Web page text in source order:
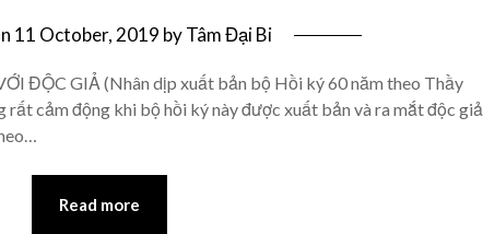
11 October, 2019 byTâm Đại Bi
ĐỘC GIẢ (Nhân dịp xuất bản bộ Hồi ký 60 năm theo Thầy
rất cảm động khi bộ hồi ký này được xuất bản và ra mắt độc giả,
Read more